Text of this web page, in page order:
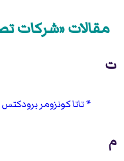
مقالات «شركات
ت
تاتا كونزومر برودكتس
م